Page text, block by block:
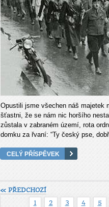
Opustili jsme všechen náš majetek
šťastni, že se nám nic horšího
zůstala v zabraném území, rota
domku za řvaní: “Ty český pse,
CELÝ PŘÍSPĚVEK
« PŘEDCHOZÍ
1
2 3 4 5